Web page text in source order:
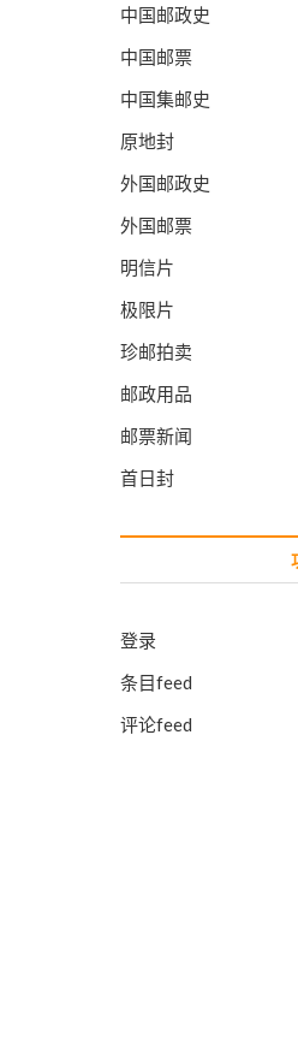
中国邮政史
中国邮票
中国集邮史
原地封
外国邮政史
外国邮票
明信片
极限片
珍邮拍卖
邮政用品
邮票新闻
首日封
登录
条目feed
评论feed